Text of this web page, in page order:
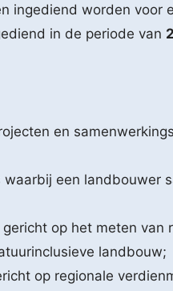
ingediend worden voor
in de periode van
en
een
op het meten
landbouw;
op regionale